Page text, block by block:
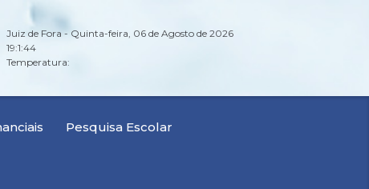
Juiz de Fora - Quinta-feira, 06 de Agosto de 2026
19:1:44
Temperatura:
Pesquisa Escolar